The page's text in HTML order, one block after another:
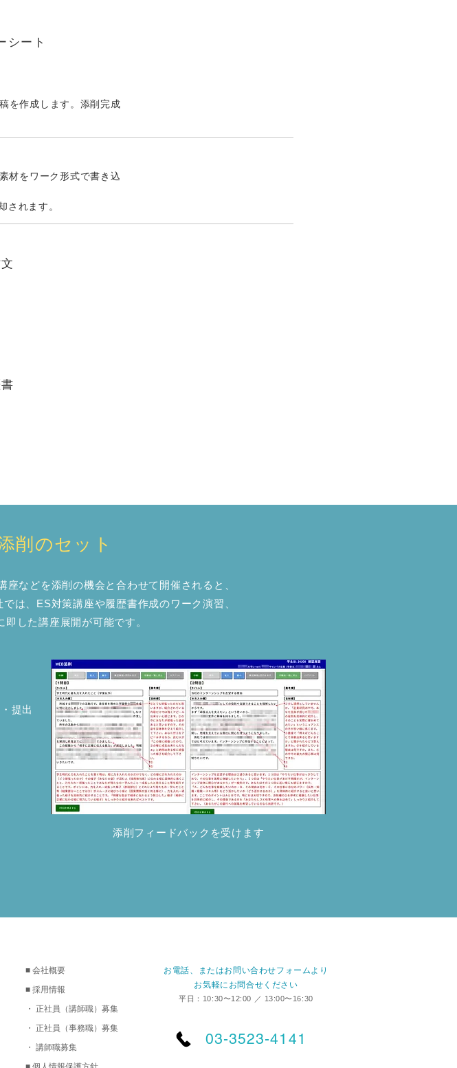
シート
を作成します。添削完成
材をワーク形式で書き込
されます。
削のセット
などを添削の機会と合わせて開催されると、
は、ES対策講座や履歴書作成のワーク演習、
即した講座展開が可能です。
提出
添削フィードバックを受けます
■ 会社概要
■ 採用情報
・ 正社員（講師職）募集
・ 正社員（事務職）募集
・ 講師職募集
お電話、またはお問い合わせフォームより
お気軽にお問合せください
平日：10:30〜12:00 ／ 13:00〜16:30
03-3523-4141